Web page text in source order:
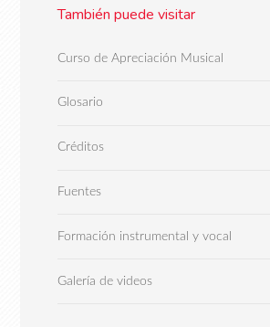
También puede visitar
Curso de Apreciación Musical
Glosario
Créditos
Fuentes
Formación instrumental y vocal
Galería de videos